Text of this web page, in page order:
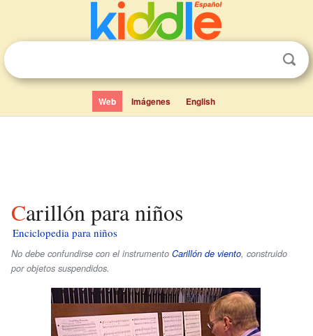
Web Imágenes English
Carillón para niños
Enciclopedia para niños
No debe confundirse con el instrumento Carillón de viento, construido
por objetos suspendidos.